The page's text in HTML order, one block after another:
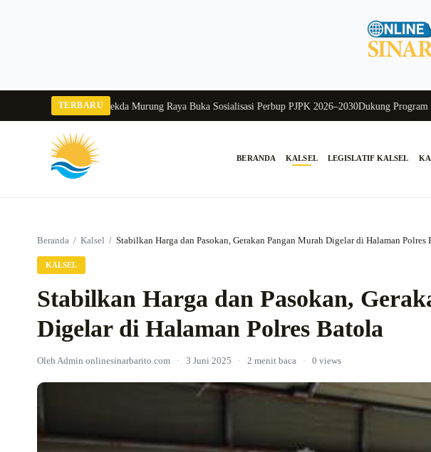
TERBARU
Balang 2026Pj Sekda Murung Raya Buka Sosialisasi Perbup PJPK 2026–2030Dukung Program
BERANDA KALSEL LEGISLATIF KALSEL
Beranda / Kalsel / Stabilkan Harga dan Pasokan, Gerakan Pangan Murah Digelar di Halaman Polres
KALSEL
Stabilkan Harga dan Pasokan,
Digelar di Halaman Polres Batola
Oleh Admin onlinesinarbarito.com · 3 Juni 2025 · 2 menit baca · 0 views